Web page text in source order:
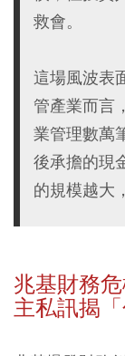
救會。
這場風波表
管產業而言
業管理數萬
後承擔的現
的規模越大
兆基財務
主私訊揭